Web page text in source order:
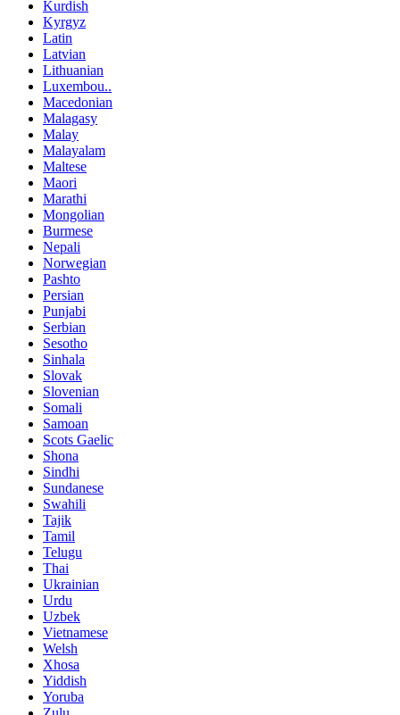
Kurdish
Kyrgyz
Latin
Latvian
Lithuanian
Luxembou..
Macedonian
Malagasy
Malay
Malayalam
Maltese
Maori
Marathi
Mongolian
Burmese
Nepali
Norwegian
Pashto
Persian
Punjabi
Serbian
Sesotho
Sinhala
Slovak
Slovenian
Somali
Samoan
Scots Gaelic
Shona
Sindhi
Sundanese
Swahili
Tajik
Tamil
Telugu
Thai
Ukrainian
Urdu
Uzbek
Vietnamese
Welsh
Xhosa
Yiddish
Yoruba